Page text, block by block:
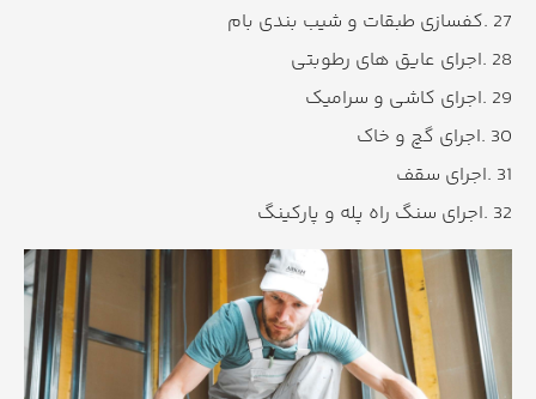
27 .کفسازی طبقات و شیب بندی بام
28 .اجرای عایق های رطوبتی
29 .اجرای کاشی و سرامیک
30 .اجرای گچ و خاک
31 .اجرای سقف
32 .اجرای سنگ راه پله و پارکینگ